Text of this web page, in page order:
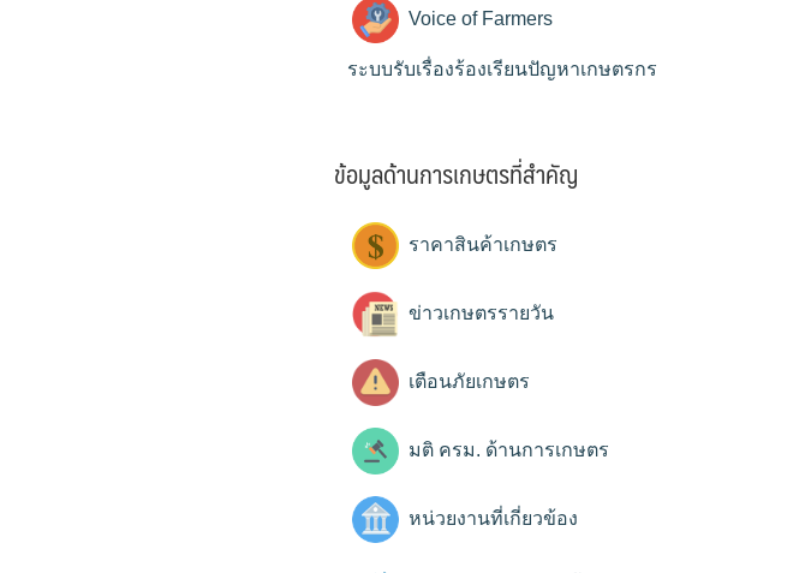
Voice of Farmers
ระบบรับเรื่องร้องเรียนปัญหาเกษตรกร
ข้อมูลด้านการเกษตรที่สำคัญ
ราคาสินค้าเกษตร
ข่าวเกษตรรายวัน
เตือนภัยเกษตร
มติ ครม. ด้านการเกษตร
หน่วยงานที่เกี่ยวข้อง